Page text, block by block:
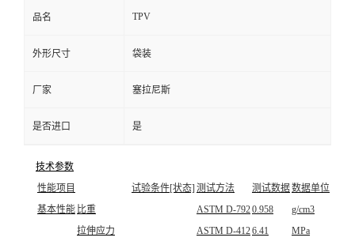
品名 TPV
外形尺寸 袋装
厂家 塞拉尼斯
是否进口 是
技术参数
性能项目
试验条件[状态] 测试方法 测试数据数据单位
基本性能 比重 ASTM D-7920.958 g/cm3
拉伸应力 ASTM D-4126.41
MPa